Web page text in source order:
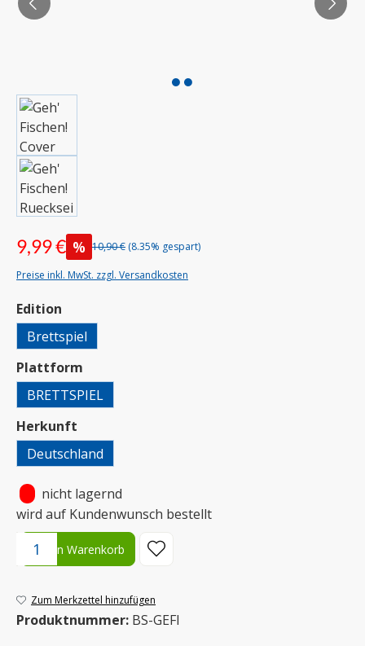
9,99 € % 10,90 € (8.35% gespart)
Preise inkl. MwSt. zzgl. Versandkosten
Edition
Brettspiel
Plattform
BRETTSPIEL
Herkunft
Deutschland
nicht lagernd
wird auf Kundenwunsch bestellt
Produkt Anzahl: Gib den gewünschten Wert ein oder benutze
In den Warenkorb
Zum Merkzettel hinzufügen
Produktnummer: BS-GEFI